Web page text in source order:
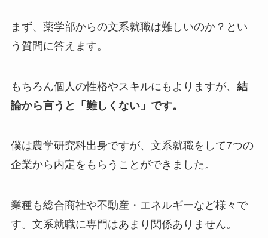
まず、薬学部からの文系就職は難しいのか？とい
う質問に答えます。
もちろん個人の性格やスキルにもよりますが、 結
論から言うと「難しくない」です。
僕は農学研究科出身ですが、文系就職をして7つの
企業から内定をもらうことができました。
業種も総合商社や不動産・エネルギーなど様々で
す。文系就職に専門はあまり関係ありません。